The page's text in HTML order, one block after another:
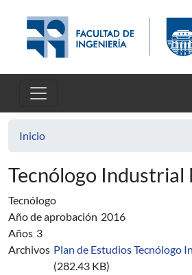
Inicio
Tecnólogo Industrial
Tecnólogo
Año de aprobación 2016
Años 3
Archivos Plan de Estudios Tecnólogo
(282.43 KB)